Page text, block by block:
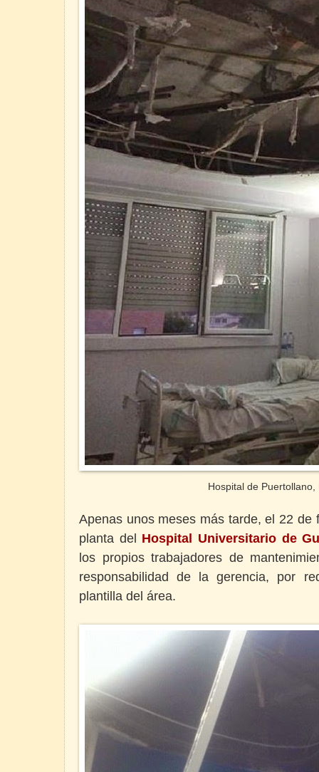
Hospital de
Apenas unos meses más tarde, el 22 de
planta del Hospital Universitario de
los propios trabajadores de
responsabilidad de la gerencia, por
plantilla del área.